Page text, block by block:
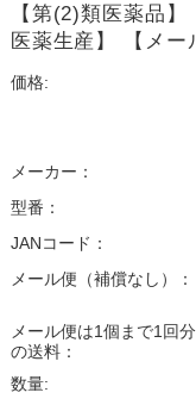
【第(2)類医薬品
医薬生産】 【メー
価格:
メーカー：
型番：
JANコード：
メール便（補償なし）：
メール便は1個まで1回分
の送料：
数量: